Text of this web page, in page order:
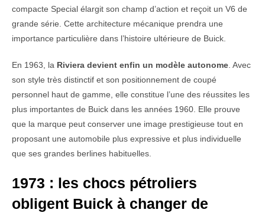
compacte Special élargit son champ d’action et reçoit un V6 de
grande série. Cette architecture mécanique prendra une
importance particulière dans l’histoire ultérieure de Buick.
En 1963, la Riviera devient enfin un modèle autonome. Avec
son style très distinctif et son positionnement de coupé
personnel haut de gamme, elle constitue l’une des réussites les
plus importantes de Buick dans les années 1960. Elle prouve
que la marque peut conserver une image prestigieuse tout en
proposant une automobile plus expressive et plus individuelle
que ses grandes berlines habituelles.
1973 : les chocs pétroliers
obligent Buick à changer de